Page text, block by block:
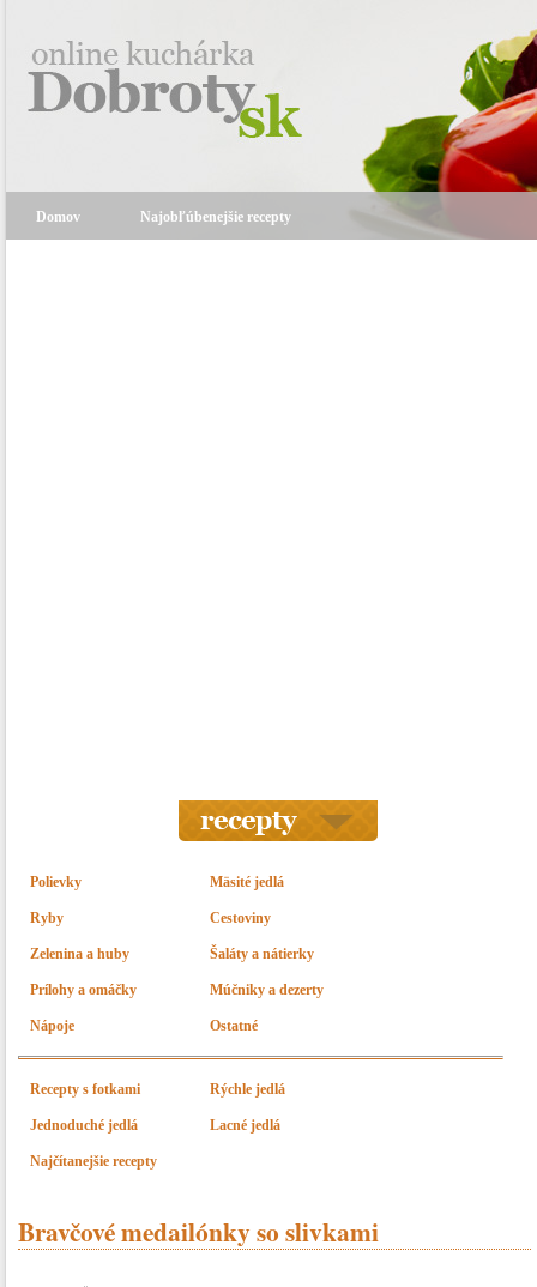
Domov Najobľúbenejšie recepty
Polievky Mäsité jedlá
Ryby Cestoviny
Zelenina a huby Šaláty a nátierky
Prílohy a omáčky Múčniky a dezerty
Nápoje Ostatné
Recepty s fotkami Rýchle jedlá
Jednoduché jedlá Lacné jedlá
Najčítanejšie recepty
Bravčové medailónky so slivkami